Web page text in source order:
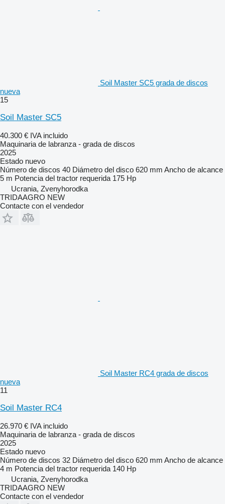
Soil Master SC5 grada de discos
nueva
15
Soil Master SC5
40.300 € IVA incluido
Maquinaria de labranza - grada de discos
2025
Estado nuevo
Número de discos 40 Diámetro del disco 620 mm Ancho de alcance
5 m Potencia del tractor requerida 175 Hp
Ucrania, Zvenyhorodka
TRIDAAGRO NEW
Contacte con el vendedor
Soil Master RC4 grada de discos
nueva
11
Soil Master RC4
26.970 € IVA incluido
Maquinaria de labranza - grada de discos
2025
Estado nuevo
Número de discos 32 Diámetro del disco 620 mm Ancho de alcance
4 m Potencia del tractor requerida 140 Hp
Ucrania, Zvenyhorodka
TRIDAAGRO NEW
Contacte con el vendedor